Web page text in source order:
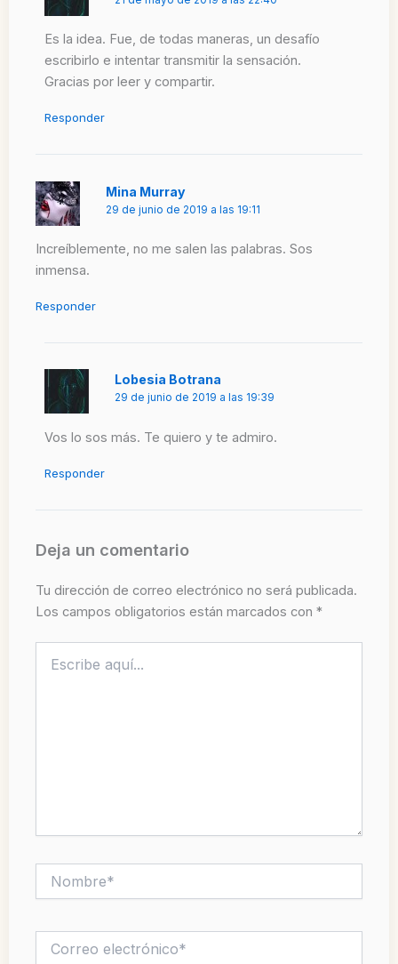
Es la idea. Fue, de todas maneras, un desafío
escribirlo e intentar transmitir la sensación.
Gracias por leer y compartir.
Responder
Mina Murray
29 de junio de 2019 a las 19:11
Increíblemente, no me salen las palabras. Sos
inmensa.
Responder
Lobesia Botrana
29 de junio de 2019 a las 19:39
Vos lo sos más. Te quiero y te admiro.
Responder
Deja un comentario
Tu dirección de correo electrónico no será publicada.
Los campos obligatorios están marcados con *
aquí...
electrónico*